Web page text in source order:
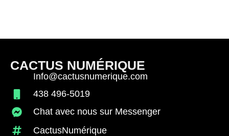
CACTUS NUMÉRIQUE
Info@cactusnumerique.com
438 496-5019
Chat avec nous sur Messenger
CactusNumérique